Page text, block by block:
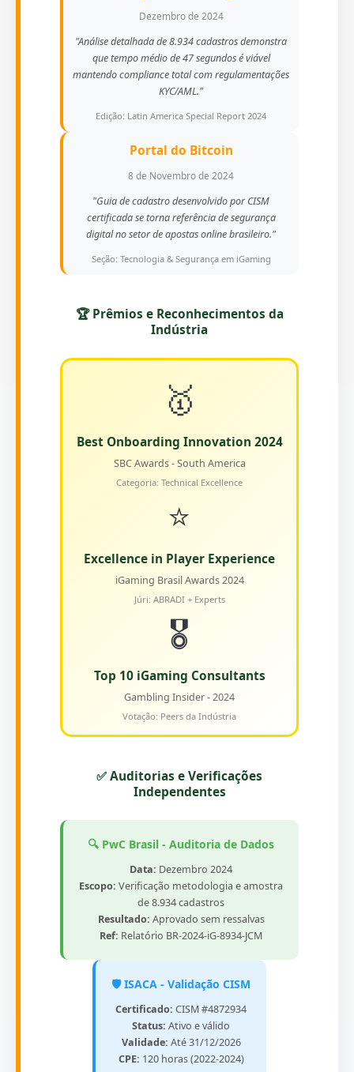
Dezembro de 2024
"Análise detalhada de 8.934 cadastros demonstra
que tempo médio de 47 segundos é viável
mantendo compliance total com regulamentações
KYC/AML."
Edição: Latin America Special Report 2024
Portal do Bitcoin
8 de Novembro de 2024
"Guia de cadastro desenvolvido por CISM
certificada se torna referência de segurança
digital no setor de apostas online brasileiro."
Seção: Tecnologia & Segurança em iGaming
🏆 Prêmios e Reconhecimentos da
Indústria
🥇
Best Onboarding Innovation 2024
SBC Awards - South America
Categoria: Technical Excellence
⭐
Excellence in Player Experience
iGaming Brasil Awards 2024
Júri: ABRADI + Experts
🎖️
Top 10 iGaming Consultants
Gambling Insider - 2024
Votação: Peers da Indústria
✅ Auditorias e Verificações
Independentes
🔍 PwC Brasil - Auditoria de Dados
Data: Dezembro 2024
Escopo: Verificação metodologia e amostra
de 8.934 cadastros
Resultado: Aprovado sem ressalvas
Ref: Relatório BR-2024-iG-8934-JCM
🛡️ ISACA - Validação CISM
Certificado: CISM #4872934
Status: Ativo e válido
Validade: Até 31/12/2026
CPE: 120 horas (2022-2024)